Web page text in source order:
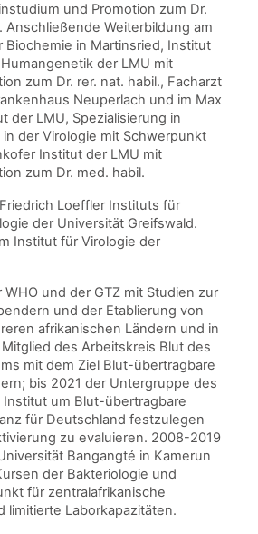
und Promotion zum Dr.
Anschließende Weiterbildung am
in Martinsried, Institut
der LMU mit
zum Dr. rer. nat. habil., Facharzt
Neuperlach und im Max
der LMU, Spezialisierung in
der Virologie mit Schwerpunkt
Institut der LMU mit
zum Dr. med. habil.
Loeffler Instituts für
der Universität Greifswald.
Institut für Virologie der
und der GTZ mit Studien zur
und der Etablierung von
afrikanischen Ländern und in
des Arbeitskreis Blut des
mit dem Ziel Blut-übertragbare
bis 2021 der Untergruppe des
Institut um Blut-übertragbare
für Deutschland festzulegen
zu evaluieren. 2008-2019
Bangangté in Kamerun
der Bakteriologie und
für zentralafrikanische
limitierte Laborkapazitäten.